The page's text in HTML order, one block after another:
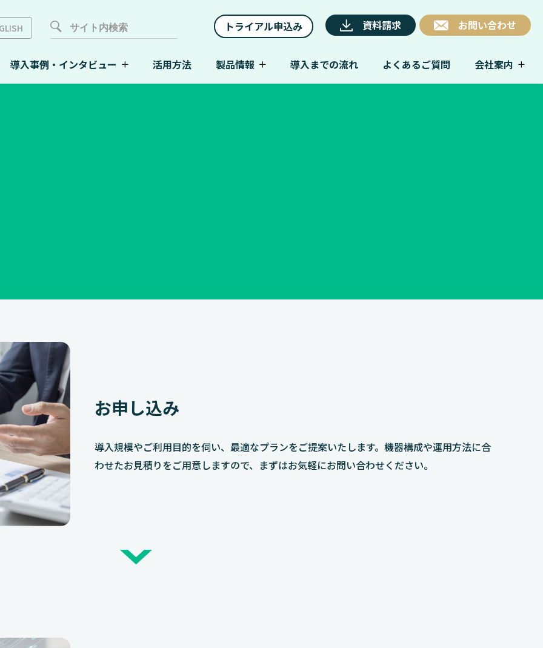
トライアル申込み 資料請求 お問い合わせ
導入事例・インタビュー 活用方法 製品情報 導入までの流れ よくあるご質問 会社案内
お申し込み
導入規模やご利用目的を伺い、最適なプランをご提案いたします。機器構成や運用方法に合
わせたお見積りをご用意しますので、まずはお気軽にお問い合わせください。